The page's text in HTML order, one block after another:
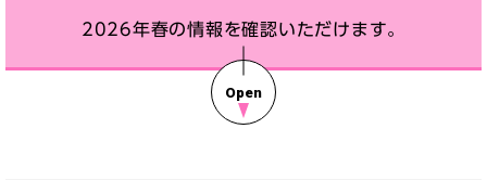
2026年春の情報を確認いただけます。